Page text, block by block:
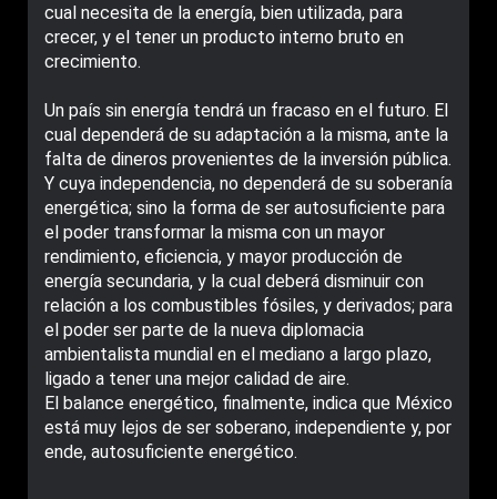
cual necesita de la energía, bien utilizada, para
crecer, y el tener un producto interno bruto en
crecimiento.
Un país sin energía tendrá un fracaso en el futuro. El
cual dependerá de su adaptación a la misma, ante la
falta de dineros provenientes de la inversión pública.
Y cuya independencia, no dependerá de su soberanía
energética; sino la forma de ser autosuficiente para
el poder transformar la misma con un mayor
rendimiento, eficiencia, y mayor producción de
energía secundaria, y la cual deberá disminuir con
relación a los combustibles fósiles, y derivados; para
el poder ser parte de la nueva diplomacia
ambientalista mundial en el mediano a largo plazo,
ligado a tener una mejor calidad de aire.
El balance energético, finalmente, indica que México
está muy lejos de ser soberano, independiente y, por
ende, autosuficiente energético.